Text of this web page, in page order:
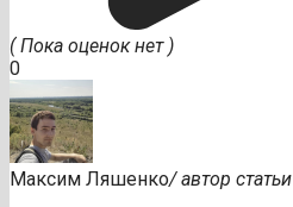
( Пока оценок нет )
0
Максим Ляшенко/ автор статьи